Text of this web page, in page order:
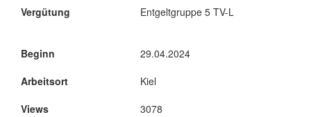
Vergütung
Entgeltgruppe 5 TV-L
Beginn
Arbeitsort
Views
29.04.2024
Kiel
3078